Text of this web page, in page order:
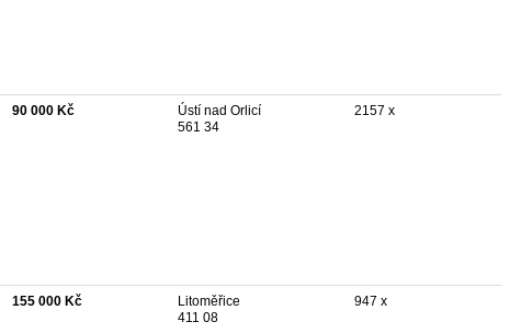
90 000 Kč
Ústí nad Orlicí
561 34
2157 x
155 000 Kč
Litoměřice
411 08
947 x